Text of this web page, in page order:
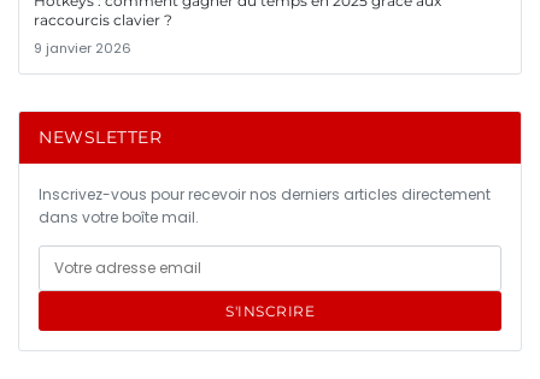
raccourcis clavier ?
9 janvier 2026
NEWSLETTER
Inscrivez-vous pour recevoir nos derniers articles directement
dans votre boîte mail.
S'INSCRIRE